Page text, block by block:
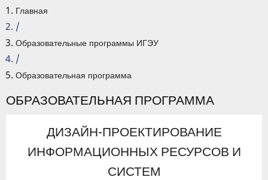
Главная
/
Образовательные программы ИГЭУ
/
Образовательная программа
ОБРАЗОВАТЕЛЬНАЯ ПРОГРАММА
ДИЗАЙН-ПРОЕКТИРОВАНИЕ
ИНФОРМАЦИОННЫХ РЕСУРСОВ И
СИСТЕМ